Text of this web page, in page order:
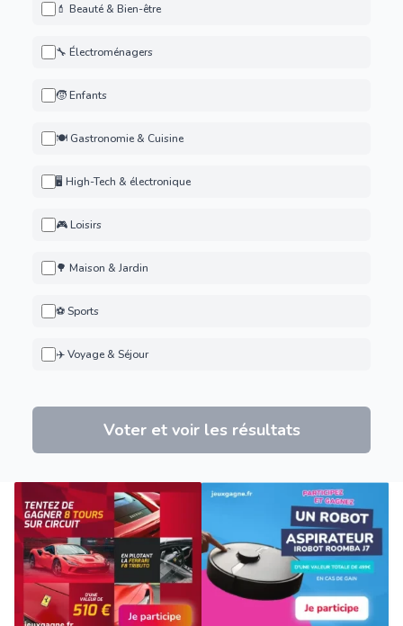
💄 Beauté & Bien-être
🔧 Électroménagers
🧒 Enfants
🍽️ Gastronomie & Cuisine
🖥️ High-Tech & électronique
🎮 Loisirs
🌳 Maison & Jardin
⚽ Sports
✈️ Voyage & Séjour
Voter et voir les résultats